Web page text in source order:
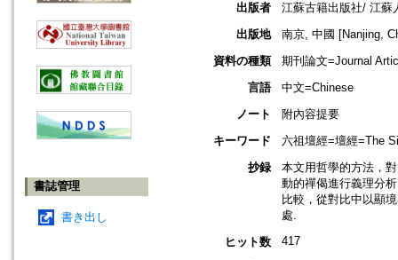
書誌管理
書き出し
出版者
江蘇古籍出版社/ 江蘇
出版地
南京, 中國 [Nanjing,
資料の種類
期刊論文=Journal
言語
中文=Chinese
ノート
附內容提要
キーワード
六祖壇經=壇經=The
抄録
本文用哲學的方法，
動的禪偈進行義理分
比較，從對比中以顯
處.
ヒット数
417